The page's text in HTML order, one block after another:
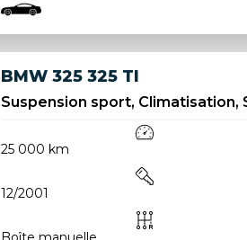
BMW 325 325 TI
Suspension sport, Climatisation,
25 000 km
12/2001